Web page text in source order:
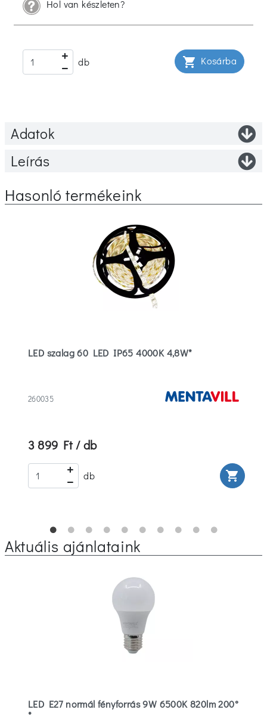
Hol van készleten?
db shopping_cart Kosárba
Adatok
Leírás
Hasonló termékeink
LED szalag 60 LED IP65 4000K 4,8W*
260035
3 899 Ft / db
db shopping_cart
Aktuális ajánlataink
LED E27 normál fényforrás 9W 6500K 820lm 200°
*